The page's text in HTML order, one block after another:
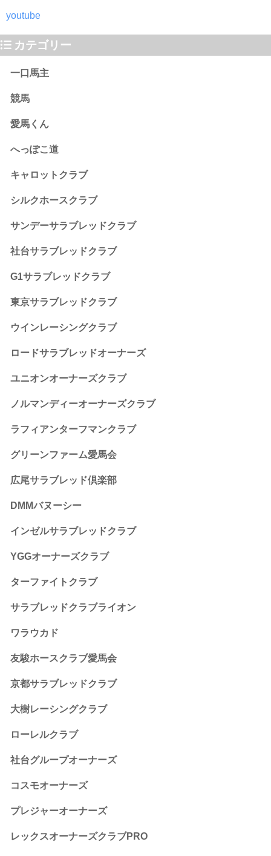
youtube
カテゴリー
一口馬主
競馬
愛馬くん
へっぽこ道
キャロットクラブ
シルクホースクラブ
サンデーサラブレッドクラブ
社台サラブレッドクラブ
G1サラブレッドクラブ
東京サラブレッドクラブ
ウインレーシングクラブ
ロードサラブレッドオーナーズ
ユニオンオーナーズクラブ
ノルマンディーオーナーズクラブ
ラフィアンターフマンクラブ
グリーンファーム愛馬会
広尾サラブレッド倶楽部
DMMバヌーシー
インゼルサラブレッドクラブ
YGGオーナーズクラブ
ターファイトクラブ
サラブレッドクラブライオン
ワラウカド
友駿ホースクラブ愛馬会
京都サラブレッドクラブ
大樹レーシングクラブ
ローレルクラブ
社台グループオーナーズ
コスモオーナーズ
プレジャーオーナーズ
レックスオーナーズクラブPRO